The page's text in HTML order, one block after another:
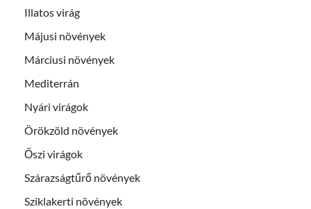
Illatos virág
Májusi növények
Márciusi növények
Mediterrán
Nyári virágok
Örökzöld növények
Őszi virágok
Szárazságtűrő növények
Sziklakerti növények